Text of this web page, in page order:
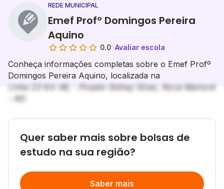
REDE MUNICIPAL
Emef Profº Domingos Pereira
Aquino
0.0 Avaliar escola
Conheça informações completas sobre o Emef Profº
Domingos Pereira Aquino, localizada na
Linha 23 Km 46, - Projeto Sidney Girao, Nova Mamoré
- RO
Quer saber mais sobre bolsas de
estudo na sua região?
Saber mais